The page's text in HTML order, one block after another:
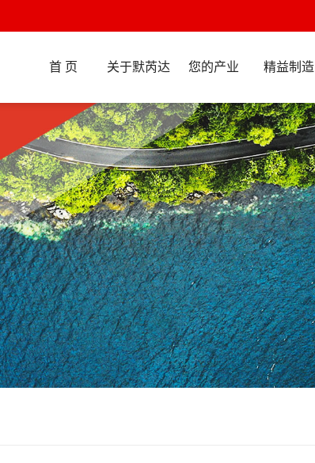
首 页 关于默芮达 您的产业 精益制造